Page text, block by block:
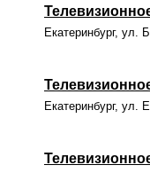
Екатеринбург, ул.
Екатеринбург, ул.